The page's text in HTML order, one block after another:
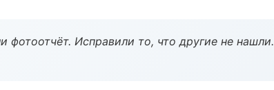
фотоотчёт. Исправили то, что другие не нашли.